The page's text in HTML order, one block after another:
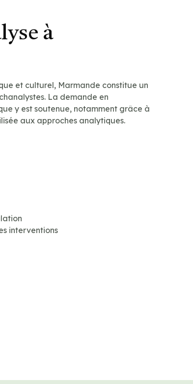
à
et culturel, Marmande constitue un
La demande en
y est soutenue, notamment grâce à
aux approches analytiques.
interventions